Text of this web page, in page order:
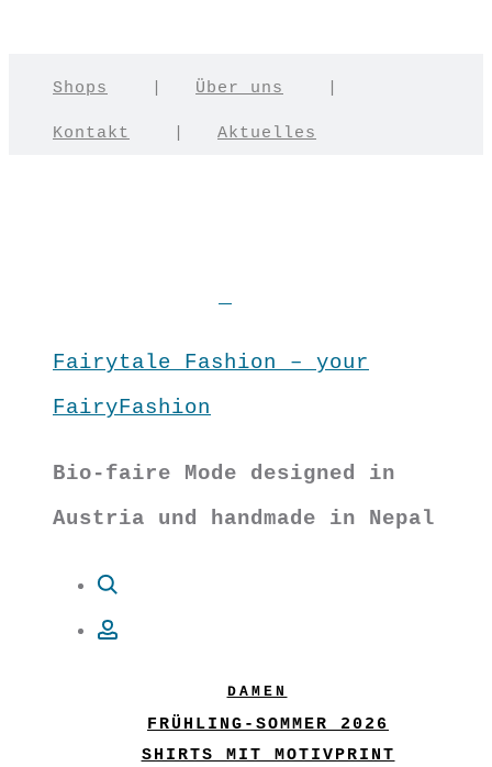
Shops Über uns
Kontakt Aktuelles
Fairytale Fashion – your
FairyFashion
Bio-faire Mode designed in
Austria und handmade in Nepal
DAMEN
FRÜHLING-SOMMER 2026
SHIRTS MIT MOTIVPRINT